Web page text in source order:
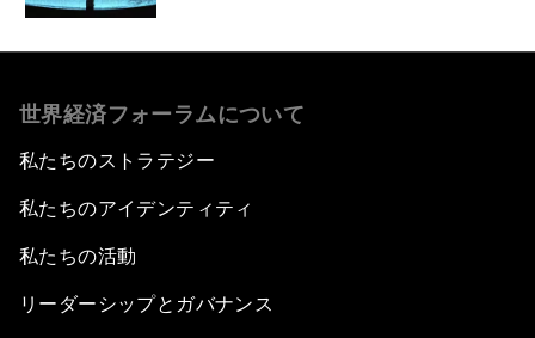
世界経済フォーラムについて
私たちのストラテジー
私たちのアイデンティティ
私たちの活動
リーダーシップとガバナンス